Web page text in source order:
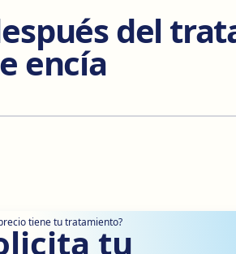
del
encía
tiene tu tratamiento?
tu